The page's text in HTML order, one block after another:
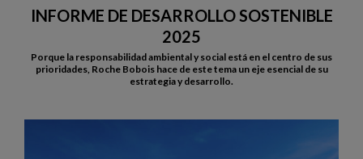
INFORME DE DESARROLLO SOSTENIBLE
2025
Porque la responsabilidad ambiental y social está en el centro de sus
prioridades, Roche Bobois hace de este tema un eje esencial de su
estrategia y desarrollo.